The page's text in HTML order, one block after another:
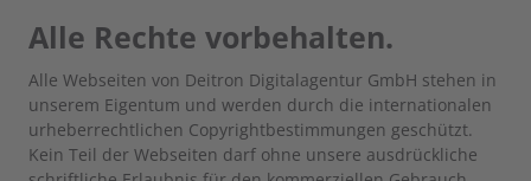
Alle Rechte vorbehalten.
Alle Webseiten von Deitron Digitalagentur GmbH stehen in
unserem Eigentum und werden durch die internationalen
urheberrechtlichen Copyrightbestimmungen geschützt.
Kein Teil der Webseiten darf ohne unsere ausdrückliche